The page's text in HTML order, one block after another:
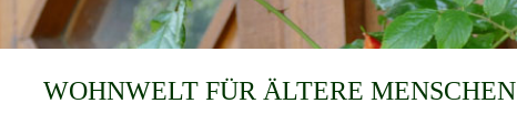
WOHNWELT FÜR ÄLTERE MENSCHEN